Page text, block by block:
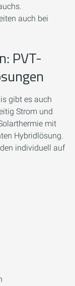
auch bei
PVT-
gibt es auch
Strom und
mit
Hybridlösung.
individuell auf